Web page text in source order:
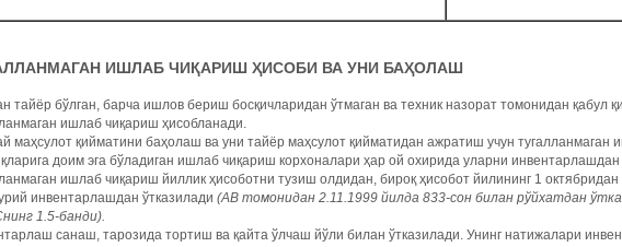
ИШЛАБ ЧИҚАРИШ ҲИСОБИ ВА УНИ БАҲОЛАШ
тайёр бўлган, барча ишлов бериш босқичларидан ўтмаган ва техник назорат томонидан қабул
ишлаб чиқариш ҳисобланади.
маҳсулот қийматини баҳолаш ва уни тайёр маҳсулот қийматидан ажратиш учун тугалланмаган
доим эга бўладиган ишлаб чиқариш корхоналари ҳар ой охирида уларни инвентарлашдан
ишлаб чиқариш йиллик ҳисоботни тузиш олдидан, бироқ ҳисобот йилининг 1 октябридан
инвентарлашдан ўтказилади (АВ томонидан 2.11.1999 йилда 833-сон билан рўйхатдан
1.5-банди).
санаш, тарозида тортиш ва қайта ўлчаш йўли билан ўтказилади. Унинг натижалари